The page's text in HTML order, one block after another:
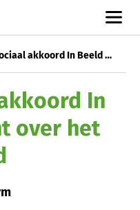
OA Het sociaal akkoord In Beeld Spotprent over het sociaal akkoord
In
over het